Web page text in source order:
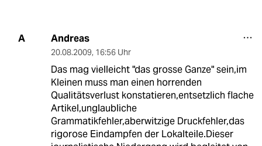
A Andreas
20.08.2009, 16:56 Uhr
Das mag vielleicht "das grosse Ganze" sein,im
Kleinen muss man einen horrenden
Qualitätsverlust konstatieren,entsetzlich flache
Artikel,unglaubliche
Grammatikfehler,aberwitzige Druckfehler,das
rigorose Eindampfen der Lokalteile.Dieser